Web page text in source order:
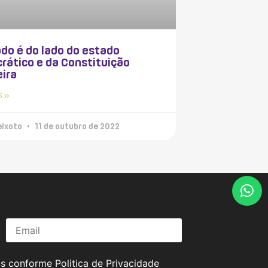
é do lado do estado
e da Constituição
»
11 de outubro de 2022
conforme Politica de Privacidade